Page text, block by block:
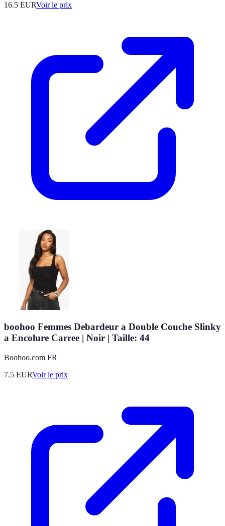
16.5 EURVoir le prix
boohoo Femmes Debardeur a Double Couche Slinky
a Encolure Carree | Noir | Taille: 44
Boohoo.com FR
7.5 EURVoir le prix